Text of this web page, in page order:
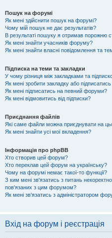
Пошук на форумі
Як мені здійснити пошук на форумі?
Чому мій пошук не дає результатів?
В результаті пошуку я отримав порожню
Як мені знайти учасників форуму?
Як мені знайти власні повідомлення та
Підписка на теми та закладки
У чому різниця між закладками та
Як мені зробити закладку або
Як мені підписатись на певний форуми?
Як мені відмовитись від підписки?
Приєднання файлів
Які саме файли можна приєднувати на
Як мені знайти усі мої вкладення?
Інформація про phpBB
Хто створив цей форум?
Хто переклав цей форум на українську?
Чому на форумі немає такої-то функції?
З ким мені зв'язатись з питань
пов'язаних з цим форумом?
Як мені зв'язатись з адміністратором
Вхід на форум і реєстрація